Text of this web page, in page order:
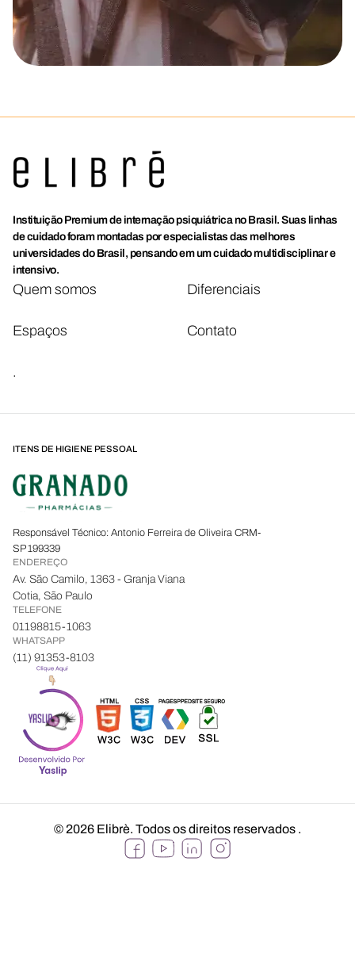
Instituição Premium de internação psiquiátrica no Brasil. Suas linhas
de cuidado foram montadas por especialistas das melhores
universidades do Brasil, pensando em um cuidado multidisciplinar e
intensivo.
Quem somos Diferenciais
Espaços Contato
.
ITENS DE HIGIENE PESSOAL
Responsável Técnico: Antonio Ferreira de Oliveira CRM-
SP 199339
ENDEREÇO
Av. São Camilo, 1363 - Granja Viana
Cotia, São Paulo
TELEFONE
01198815-1063
WHATSAPP
(11) 91353-8103
© 2026 Elibrè. Todos os direitos reservados .